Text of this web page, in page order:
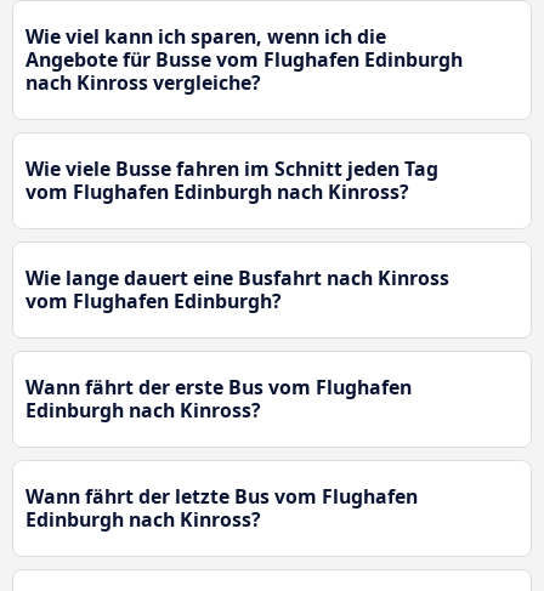
Wie viel kann ich sparen, wenn ich die
Angebote für Busse vom Flughafen Edinburgh
nach Kinross vergleiche?
Wie viele Busse fahren im Schnitt jeden Tag
vom Flughafen Edinburgh nach Kinross?
Wie lange dauert eine Busfahrt nach Kinross
vom Flughafen Edinburgh?
Wann fährt der erste Bus vom Flughafen
Edinburgh nach Kinross?
Wann fährt der letzte Bus vom Flughafen
Edinburgh nach Kinross?